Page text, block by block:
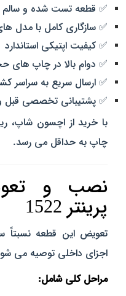
✅ قطعه تست‌ شده و سالم
✅ سازگاری کامل با مدل‌
✅ کیفیت اپتیکی استاندارد
✅ دوام بالا در چاپ‌ های
✅ ارسال سریع به سراسر
✅ پشتیبانی تخصصی قبل
با خرید از اچسون
چاپ به حداقل می‌ رسد.
نصب و
پرینتر 1522
تعویض این قطعه نسبتاً
اجزای داخلی توصیه می‌
مراحل کلی شامل: